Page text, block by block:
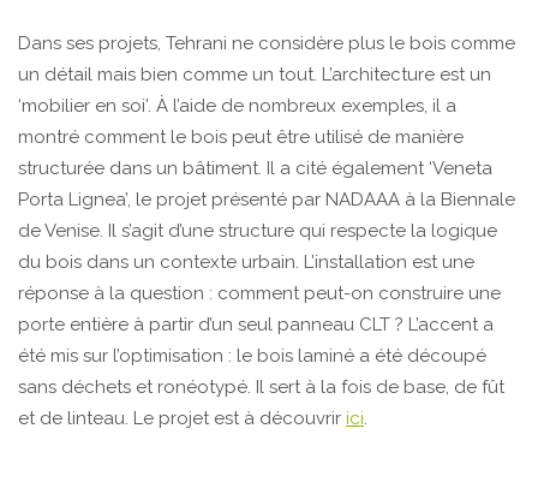
Dans ses projets, Tehrani ne considère plus le bois comme
un détail mais bien comme un tout. L’architecture est un
‘mobilier en soi’. À l’aide de nombreux exemples, il a
montré comment le bois peut être utilisé de manière
structurée dans un bâtiment. Il a cité également ‘Veneta
Porta Lignea’, le projet présenté par NADAAA à la Biennale
de Venise. Il s’agit d’une structure qui respecte la logique
du bois dans un contexte urbain. L’installation est une
réponse à la question : comment peut-on construire une
porte entière à partir d’un seul panneau CLT ? L’accent a
été mis sur l’optimisation : le bois laminé a été découpé
sans déchets et ronéotypé. Il sert à la fois de base, de fût
et de linteau. Le projet est à découvrir ici.